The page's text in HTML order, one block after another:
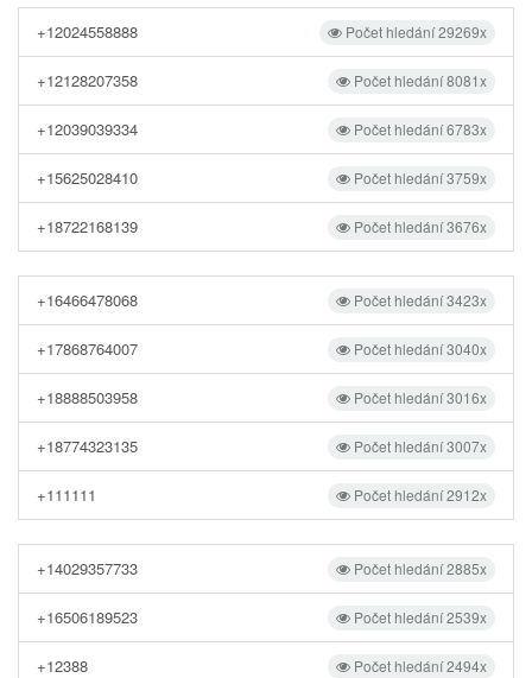
Počet hledání 29269x
+12024558888
Počet hledání 8081x
+12128207358
Počet hledání 6783x
+12039039334
Počet hledání 3759x
+15625028410
Počet hledání 3676x
+18722168139
Počet hledání 3423x
+16466478068
Počet hledání 3040x
+17868764007
Počet hledání 3016x
+18888503958
Počet hledání 3007x
+18774323135
Počet hledání 2912x
+111111
Počet hledání 2885x
+14029357733
Počet hledání 2539x
+16506189523
Počet hledání 2494x
+12388